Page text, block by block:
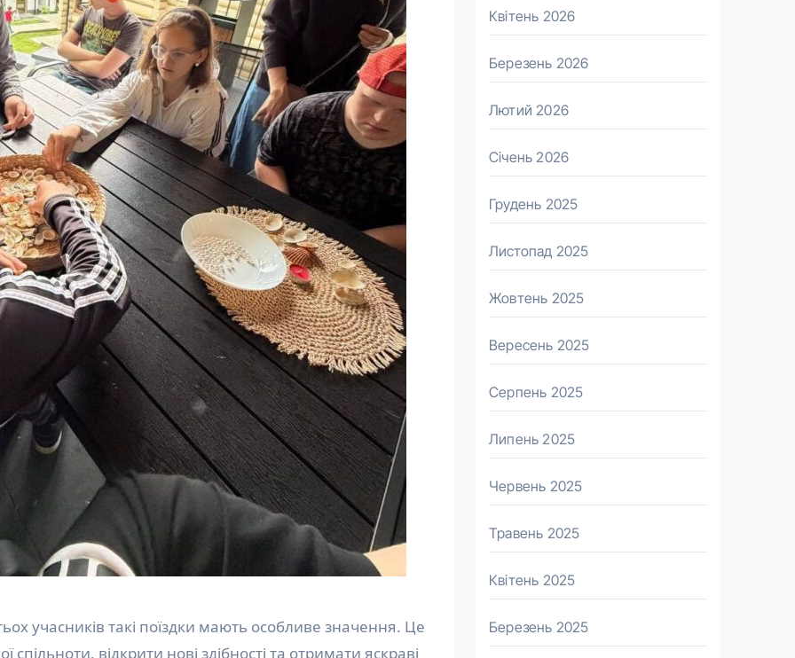
учасників такі поїздки мають особливе значення. Це
відкрити нові здібності та отримати яскраві
Квітень 2026
Березень 2026
Лютий 2026
Січень 2026
Грудень 2025
Листопад 2025
Жовтень 2025
Вересень 2025
Серпень 2025
Липень 2025
Червень 2025
Травень 2025
Квітень 2025
Березень 2025